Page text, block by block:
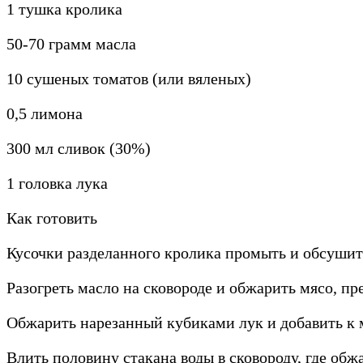
1 тушка кролика
50-70 грамм масла
10 сушеных томатов (или вяленых)
0,5 лимона
300 мл сливок (30%)
1 головка лука
Как готовить
Кусочки разделанного кролика промыть и
Разогреть масло на сковороде и обжарить мясо,
Обжарить нарезанный кубиками лук и добавить к
Влить половину стакана воды в сковороду, где